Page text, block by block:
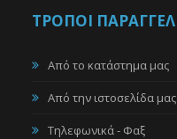
ΤΡΟΠΟΙ
Από το κατάστημα μας
Από την ιστοσελίδα μας
Tηλεφωνικά - Φαξ